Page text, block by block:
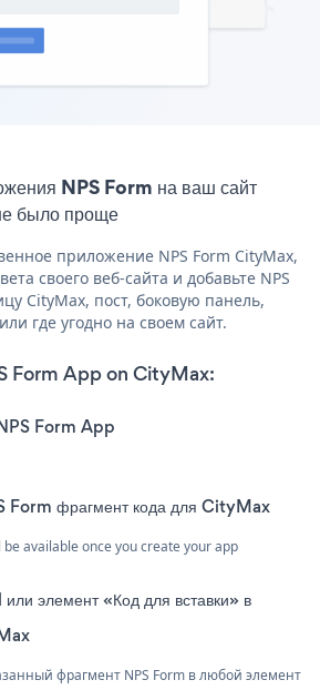
NPS Form на ваш сайт
было проще
приложение NPS Form CityMax,
своего веб-сайта и добавьте NPS
CityMax, пост, боковую панель,
где угодно на своем сайт.
Form App on CityMax:
Form App
Form фрагмент кода для CityMax
be available once you create your app
элемент «Код для вставки» в
фрагмент NPS Form в любой элемент